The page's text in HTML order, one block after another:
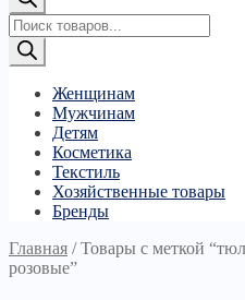
Поиск
товаров
Женщинам
Мужчинам
Детям
Косметика
Текстиль
Хозяйственные товары
Бренды
Главная /Товары с меткой
розовые”